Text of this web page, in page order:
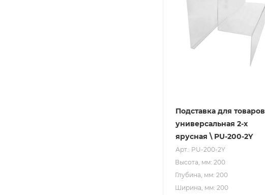
Подставка для товаров
универсальная 2-х
ярусная \ PU-200-2Y
Арт.: PU-200-2Y
Высота, мм: 200
Глубина, мм: 200
Ширина, мм: 200